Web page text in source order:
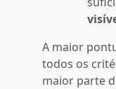
A maior
todos os
maior parte